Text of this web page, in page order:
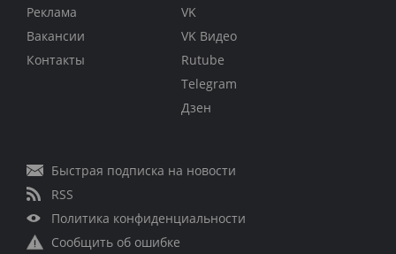
Реклама
Вакансии
Контакты
VK
VK Видео
Rutube
Telegram
Дзен
Быстрая подписка на новости
RSS
Политика конфиденциальности
Сообщить об ошибке